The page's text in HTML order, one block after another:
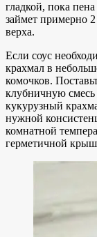
гладкой, пока
займет примерно
верха.
Если соус
крахмал в
комочков.
клубничную
кукурузный
нужной
комнатной
герметичной